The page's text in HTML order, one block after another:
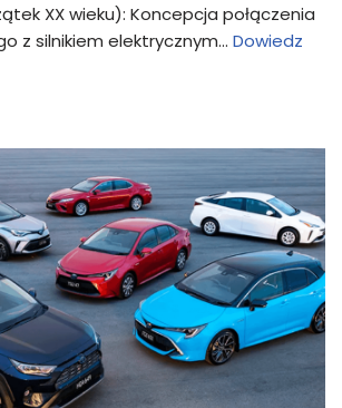
XX wieku): Koncepcja połączenia
z silnikiem elektrycznym… Dowiedz